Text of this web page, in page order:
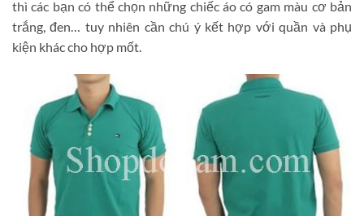
thì các bạn có thể chọn những chiếc áo có gam màu cơ bản
trắng, đen… tuy nhiên cần chú ý kết hợp với quần và phụ
kiện khác cho hợp mốt.